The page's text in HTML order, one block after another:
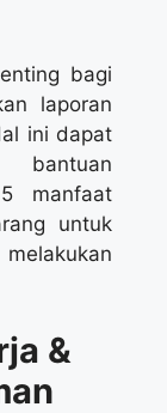
bagi
laporan
ini dapat
manfaat
untuk
&